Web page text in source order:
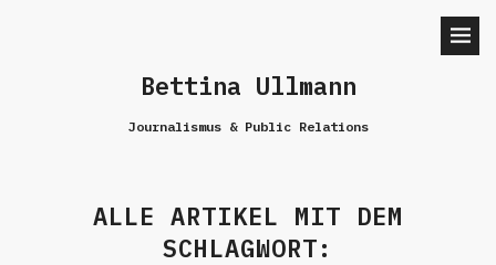
Bettina Ullmann
Journalismus & Public Relations
ALLE ARTIKEL MIT DEM
SCHLAGWORT: